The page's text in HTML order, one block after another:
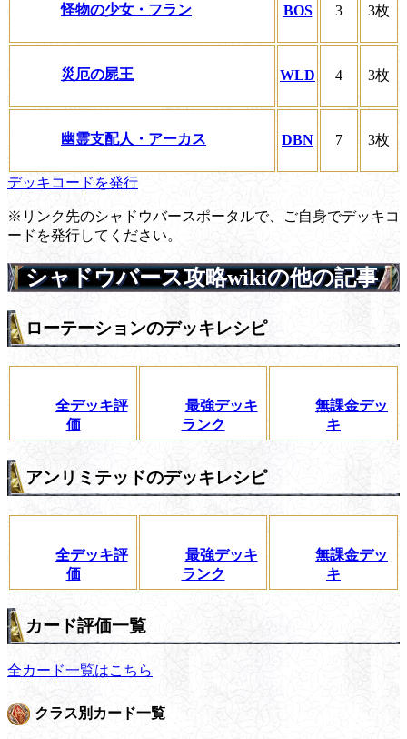
怪物の少女・フラン BOS 3 3枚
災厄の屍王 WLD 4 3枚
幽霊支配人・アーカス DBN 7 3枚
デッキコードを発行
※リンク先のシャドウバースポータルで、ご自身でデッキコ
ードを発行してください。
シャドウバース攻略wikiの他の記事
ローテーションのデッキレシピ
全デッキ評
価
最強デッキ
ランク
無課金デッ
キ
アンリミテッドのデッキレシピ
全デッキ評
価
最強デッキ
ランク
無課金デッ
キ
カード評価一覧
全カード一覧はこちら
クラス別カード一覧